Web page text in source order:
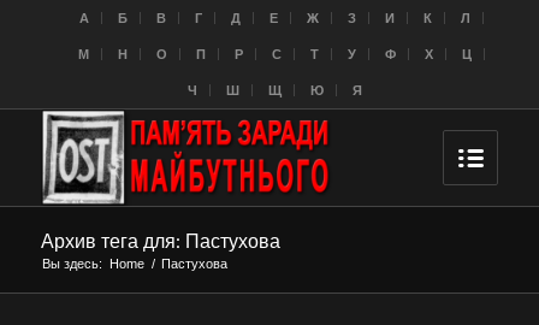
A Б В Г Д Е Ж З И К Л
M Н О П Р С Т У Ф Х Ц
Ч Ш Щ Ю Я
Архив тега для: Пастухова
Вы здесь: Home / Пастухова